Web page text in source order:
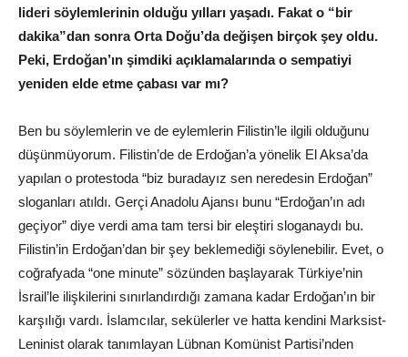
lideri söylemlerinin olduğu yılları yaşadı. Fakat o “bir
dakika”dan sonra Orta Doğu’da değişen birçok şey oldu.
Peki, Erdoğan’ın şimdiki açıklamalarında o sempatiyi
yeniden elde etme çabası var mı?
Ben bu söylemlerin ve de eylemlerin Filistin’le ilgili olduğunu
düşünmüyorum. Filistin’de de Erdoğan’a yönelik El Aksa’da
yapılan o protestoda “biz buradayız sen neredesin Erdoğan”
sloganları atıldı. Gerçi Anadolu Ajansı bunu “Erdoğan’ın adı
geçiyor” diye verdi ama tam tersi bir eleştiri sloganaydı bu.
Filistin’in Erdoğan’dan bir şey beklemediği söylenebilir. Evet, o
coğrafyada “one minute” sözünden başlayarak Türkiye’nin
İsrail’le ilişkilerini sınırlandırdığı zamana kadar Erdoğan’ın bir
karşılığı vardı. İslamcılar, sekülerler ve hatta kendini Marksist-
Leninist olarak tanımlayan Lübnan Komünist Partisi’nden